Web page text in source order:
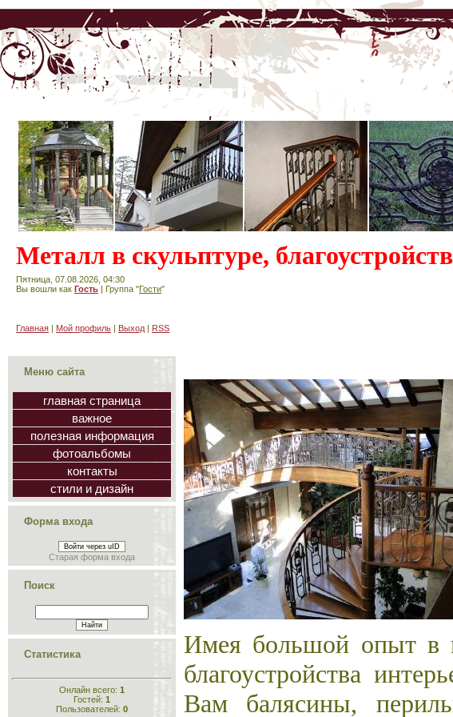
Металл в скульптуре,
Пятница, 07.08.2026, 04:30
Вы вошли как Гость | Группа "Гости"
Главная | Мой профиль | Выход | RSS
Меню сайта
главная страница
важное
полезная информация
фотоальбомы
контакты
стили и дизайн
Форма входа
Войти через uID
Старая форма входа
Поиск
Статистика
Онлайн всего: 1
Гостей: 1
Пользователей: 0
Имея большой опыт в
благоустройства
Вам балясины,